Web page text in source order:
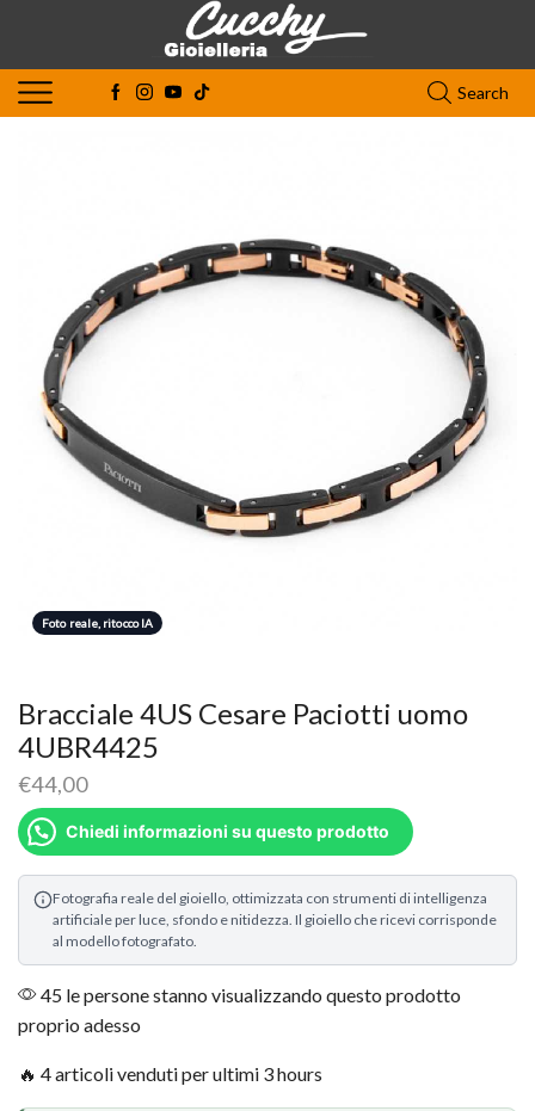
Search
Foto reale, ritocco IA
Bracciale 4US Cesare Paciotti uomo
4UBR4425
€44,00
Chiedi informazioni su questo prodotto
Fotografia reale del gioiello, ottimizzata con strumenti di intelligenza
artificiale per luce, sfondo e nitidezza. Il gioiello che ricevi corrisponde
al modello fotografato.
45 le persone stanno visualizzando questo prodotto
proprio adesso
🔥 4 articoli venduti per ultimi 3 hours